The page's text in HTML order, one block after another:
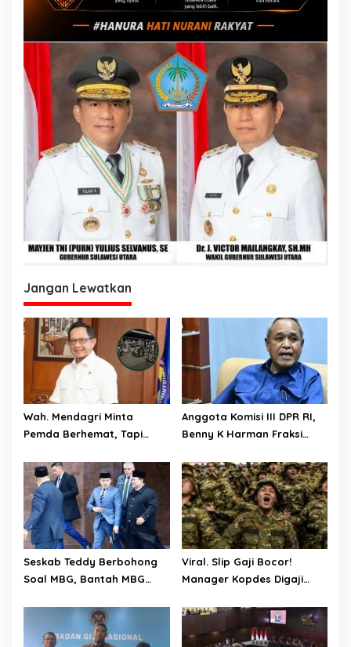
Jangan Lewatkan
Wah. Mendagri Minta
Pemda Berhemat, Tapi
Ruang Fitnes Dengan Nilai
Anggaran Rp.4 Miliar
Anggota Komisi III DPR RI,
Benny K Harman Fraksi
Usul Hukuman Mati bagi
Koruptor
Seskab Teddy Berbohong
Soal MBG, Bantah MBG
Anggaran Pendidikan
Viral. Slip Gaji Bocor!
Manager Kopdes Digaji
Ditanggung APBN